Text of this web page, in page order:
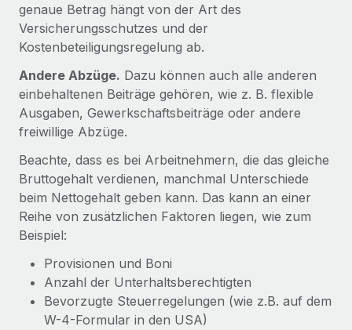
Gründung von Niederlassungen
Schnelle, rechtssichere Gründung von
Niederlassungen
Mobilität und Relocation
Mühelose Relocation von Mitarbeiter:innen
Benefits
Mühelose Verwaltung von Benefits
Strategische Partnerschaft zwischen
Reverse Tech und Remote für Contractor
Management und Payroll
Reverse Tech auf einen Blick Das Gesundheits- und
Wellness-Startup Reverse Tech hat das globale...
Mehr erfahren
Steuern
Den Blog erkunden
BLOG
Gusto und Zero und Contractor Management
Plus
Auch im neuen Jahr wollen wir bei Remote Unternehmen
aller Größen dabei unterstützen, die beste...
Wie Phiture 55 Mitarbeiter:innen in 19 Ländern
mit Remote verwaltet
genaue Betrag hängt von der Art des
Versicherungsschutzes und der
Kostenbeteiligungsregelung ab.
Andere Abzüge. Dazu können auch alle anderen
einbehaltenen Beiträge gehören, wie z. B. flexible
Ausgaben, Gewerkschaftsbeiträge oder andere
freiwillige Abzüge.
Beachte, dass es bei Arbeitnehmern, die das gleiche
Bruttogehalt verdienen, manchmal Unterschiede
beim Nettogehalt geben kann. Das kann an einer
Reihe von zusätzlichen Faktoren liegen, wie zum
Beispiel:
Provisionen und Boni
Anzahl der Unterhaltsberechtigten
Bevorzugte Steuerregelungen (wie z.B. auf dem
W-4-Formular in den USA)